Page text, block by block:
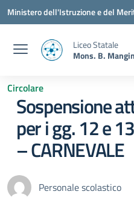
Vai ai contenuti
Vai al menu di navigazione
Vai al footer
Ministero dell'Istruzione e del
Liceo Statale
Mons. B.
Circolare
Sospensione
per i gg. 12 e
– CARNEVALE
Personale scolastico